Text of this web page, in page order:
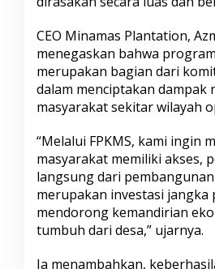
CEO Minamas Plantation,
menegaskan bahwa
merupakan bagian dari
dalam menciptakan dampak
masyarakat sekitar wilayah
“Melalui FPKMS, kami ingin
masyarakat memiliki akses,
langsung dari
merupakan investasi
mendorong kemandirian
tumbuh dari desa,” ujarnya.
Ia menambahkan,